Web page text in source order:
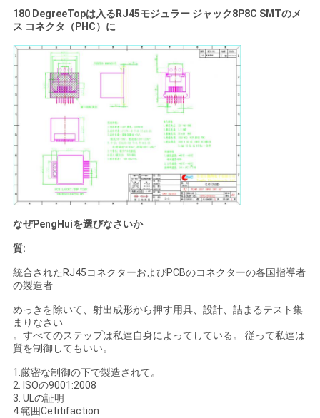
180 DegreeTopは入るRJ45モジュラー ジャック8P8C SMTのメ
ス コネクタ（PHC）に
なぜPengHuiを選びなさいか
質:
統合されたRJ45コネクターおよびPCBのコネクターの各国指導者
の製造者
めっきを除いて、射出成形から押す用具、設計、詰まるテスト集
まりなさい
。すべてのステップは私達自身によってしている。 従って私達は
質を制御してもいい。
1.厳密な制御の下で製造されて。
2. ISOの9001:2008
3. ULの証明
4.範囲Cetitifaction